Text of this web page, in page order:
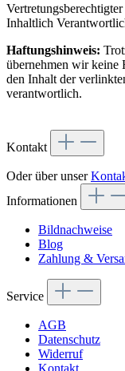
Inhaltlich
Haftungshinweis:
übernehmen wir keine
den Inhalt der
verantwortlich.
Kontakt
Oder über unser
Informationen
Bildnachweise
Blog
Zahlung &
Service
AGB
Datenschutz
Widerruf
Kontakt